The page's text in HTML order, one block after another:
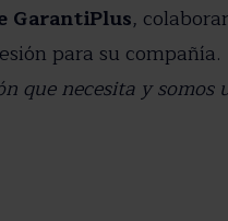
GarantiPlus,
para su compañía.
que necesita y